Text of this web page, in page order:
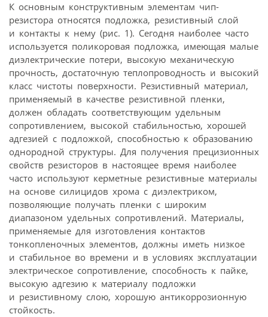
К основным конструктивным элементам чип-
резистора относятся подложка, резистивный слой
и контакты к нему (рис. 1). Сегодня наиболее часто
используется поликоровая подложка, имеющая малые
диэлектрические потери, высокую механическую
прочность, достаточную теплопроводность и высокий
класс чистоты поверхности. Резистивный материал,
применяемый в качестве резистивной пленки,
должен обладать соответствующим удельным
сопротивлением, высокой стабильностью, хорошей
адгезией с подложкой, способностью к образованию
однородной структуры. Для получения прецизионных
свойств резисторов в настоящее время наиболее
часто используют керметные резистивные материалы
на основе силицидов хрома с диэлектриком,
позволяющие получать пленки с широким
диапазоном удельных сопротивлений. Материалы,
применяемые для изготовления контактов
тонкопленочных элементов, должны иметь низкое
и стабильное во времени и в условиях эксплуатации
электрическое сопротивление, способность к пайке,
высокую адгезию к материалу подложки
и резистивному слою, хорошую антикоррозионную
стойкость.